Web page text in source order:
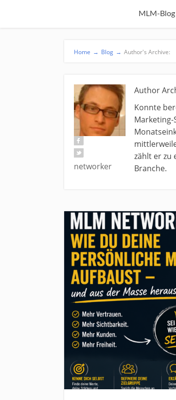
MLM-Blog
Home → Blog → Author's Archive:
networker
Author
Konnte
zählt er zu
Branche.